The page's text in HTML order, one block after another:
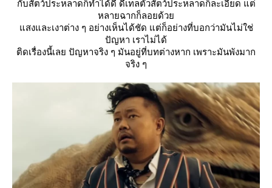
กับสัตว์ประหลาดก็ทำได้ดี ดีเทลตัวสัตว์ประหลาดก็ละเอียด แต่
หลายฉากก็ลอยด้ว
สงและเงาต่าง ๆ อย่างเห็นได้ชัด แต่ก็อย่างที่บอกว่ามันไม่ใช่
ปัญหา เราไม่ได้
ติดเรื่องนี้เลย ปัญหาจริง ๆ มันอยู่ที่บทต่างหาก เพราะมันพังมาก
จริง ๆ